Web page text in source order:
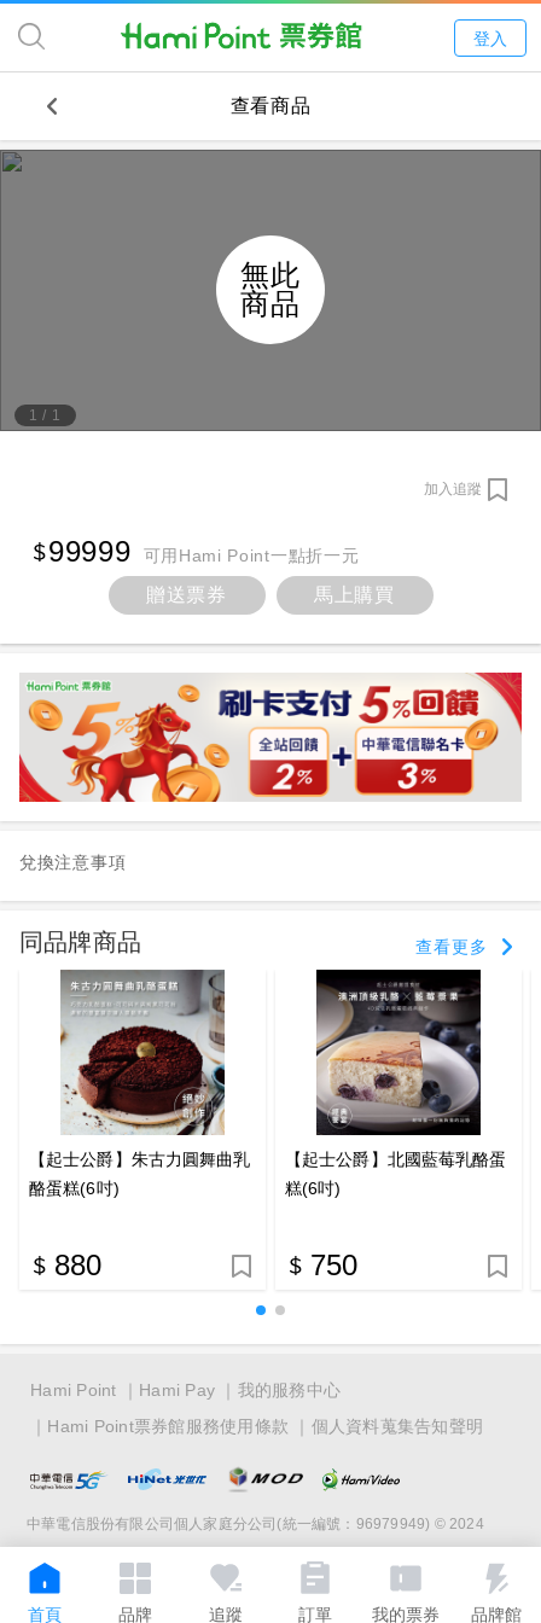
登入
首頁 品牌 追蹤 訂單 我的票券 品牌館
查看商品
1 / 1
無此
商品
加入追蹤
99999 可用Hami Point一點折一元
贈送票券 馬上購買
兌換注意事項
同品牌商品 查看更多
【起士公爵】朱古力圓舞曲乳
酪蛋糕(6吋)
880
【起士公爵】北國藍莓乳酪蛋
糕(6吋)
750
Hami Point Hami Pay
我的服務中心
Hami Point票券館服務使用條款
個人資料蒐集告知聲明
中華電信股份有限公司個人家庭分公司(統一編號：96979949) © 2024